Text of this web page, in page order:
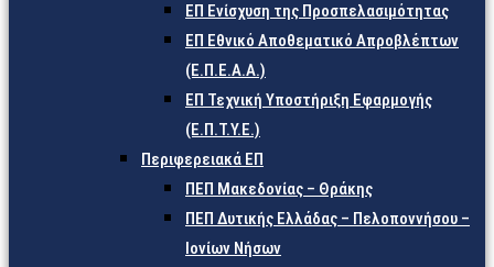
ΕΠ Ενίσχυση της Προσπελασιμότητας
ΕΠ Εθνικό Αποθεματικό Απροβλέπτων
(Ε.Π.Ε.Α.Α.)
ΕΠ Τεχνική Υποστήριξη Εφαρμογής
(Ε.Π.Τ.Υ.Ε.)
Περιφερειακά ΕΠ
ΠΕΠ Μακεδονίας – Θράκης
ΠΕΠ Δυτικής Ελλάδας – Πελοποννήσου –
Ιονίων Νήσων